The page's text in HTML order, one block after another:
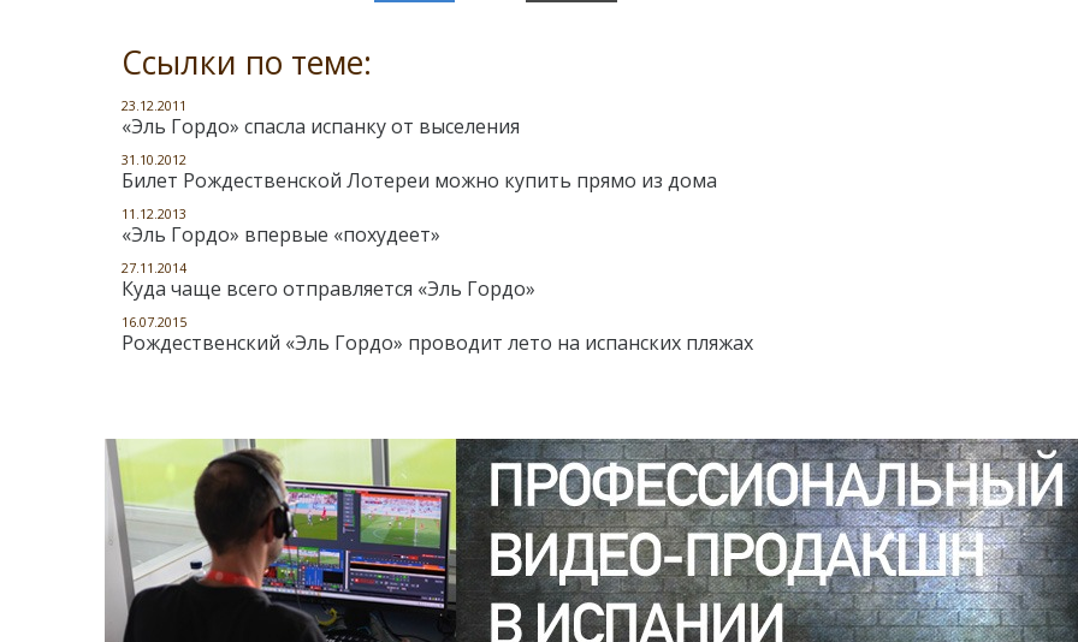
Ссылки по теме:
23.12.2011
«Эль Гордо» спасла испанку от выселения
31.10.2012
Билет Рождественской Лотереи можно купить прямо из дома
11.12.2013
«Эль Гордо» впервые «похудеет»
27.11.2014
Куда чаще всего отправляется «Эль Гордо»
16.07.2015
Рождественский «Эль Гордо» проводит лето на испанских пляжах